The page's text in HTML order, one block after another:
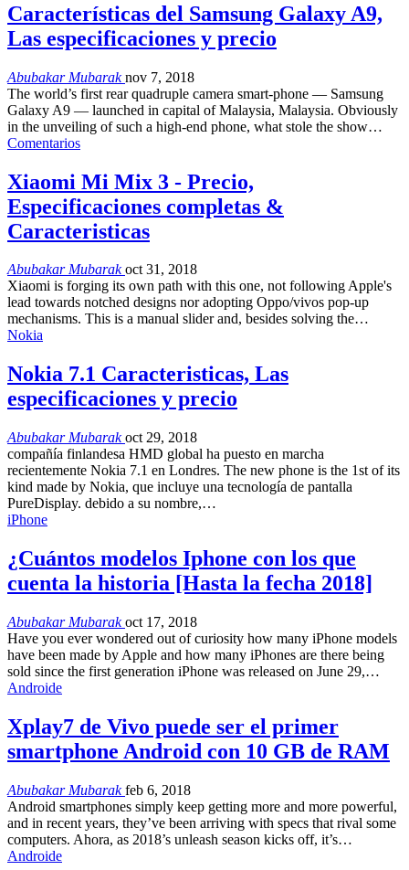
Características del Samsung Galaxy A9,
Las especificaciones y precio
Abubakar Mubaraknov 7, 2018
The world’s first rear quadruple camera smart-phone — Samsung
Galaxy A9 — launched in capital of Malaysia, Malaysia. Obviously
in the unveiling of such a high-end phone, what stole the show…
Comentarios
Xiaomi Mi Mix 3 - Precio,
Especificaciones completas &
Caracteristicas
Abubakar Mubarakoct 31, 2018
Xiaomi is forging its own path with this one, not following Apple's
lead towards notched designs nor adopting Oppo/vivos pop-up
mechanisms. This is a manual slider and, besides solving the…
Nokia
Nokia 7.1 Caracteristicas, Las
especificaciones y precio
Abubakar Mubarakoct 29, 2018
compañía finlandesa HMD global ha puesto en marcha
recientemente Nokia 7.1 en Londres. The new phone is the 1st of its
kind made by Nokia, que incluye una tecnología de pantalla
PureDisplay. debido a su nombre,…
iPhone
¿Cuántos modelos Iphone con los que
cuenta la historia [Hasta la fecha 2018]
Abubakar Mubarakoct 17, 2018
Have you ever wondered out of curiosity how many iPhone models
have been made by Apple and how many iPhones are there being
sold since the first generation iPhone was released on June 29,…
Androide
Xplay7 de Vivo puede ser el primer
smartphone Android con 10 GB de RAM
Abubakar Mubarakfeb 6, 2018
Android smartphones simply keep getting more and more powerful,
and in recent years, they’ve been arriving with specs that rival some
computers. Ahora, as 2018’s unleash season kicks off, it’s…
Androide